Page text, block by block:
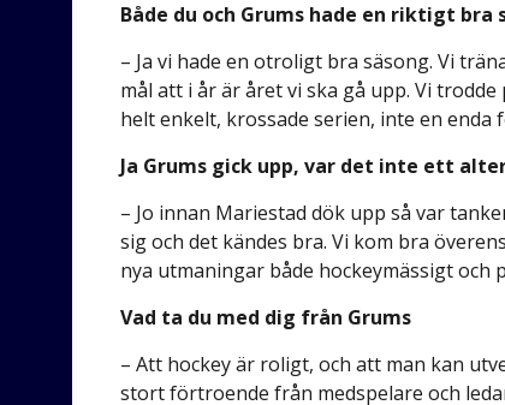
Både du och Grums hade en riktigt bra
– Ja vi hade en otroligt bra säsong. Vi
mål att i år är året vi ska gå upp. Vi
helt enkelt, krossade serien, inte en enda
Ja Grums gick upp, var det inte ett
– Jo innan Mariestad dök upp så var
sig och det kändes bra. Vi kom bra
nya utmaningar både hockeymässigt
Vad ta du med dig från Grums
– Att hockey är roligt, och att man kan
stort förtroende från medspelare och